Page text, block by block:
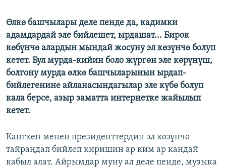
Өлкө башчылары деле пенде да, кадимки
адамдардай эле бийлешет, ырдашат... Бирок
көбүнчө алардын мындай жосуну эл көзүнчө болуп
кетет. Бул мурда-кийин боло жүргөн эле көрүнүш,
болгону мурда өлкө башчыларынын ырдап-
бийлегенине айланасындагылар эле күбө болуп
кала берсе, азыр заматта интернетке жайылып
кетет.
Канткен менен президенттердин эл көзүнчө
тайраңдап бийлеп киришин ар ким ар кандай
кабыл алат. Айрымдар муну ал деле пенде, музыка